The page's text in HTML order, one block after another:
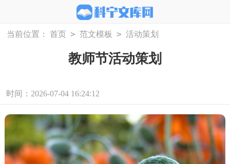
当前位置： 首页 > 范文模板 > 活动策划
教师节活动策划
时间：2026-07-04 16:24:12